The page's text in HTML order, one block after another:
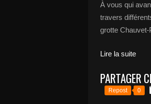
À vous qui
travers
grotte
Lire la suite
PARTAGER
Repost 0